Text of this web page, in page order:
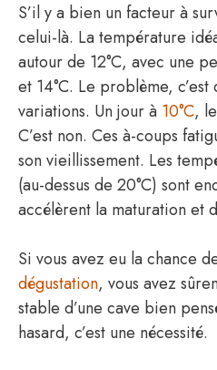
S’il y a bien un facteur à
celui-là. La température
autour de 12°C, avec une
et 14°C. Le problème,
variations. Un jour à 10°C,
C’est non. Ces à-coups
son vieillissement. Les
(au-dessus de 20°C) sont
accélèrent la maturation et
Si vous avez eu la chance
dégustation, vous avez
stable d’une cave bien
hasard, c’est une nécessité.